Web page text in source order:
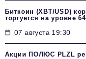
Биткоин (XBT/USD)
торгуется на уровне
07 августа 19:30
Акции ПОЛЮС PLZL